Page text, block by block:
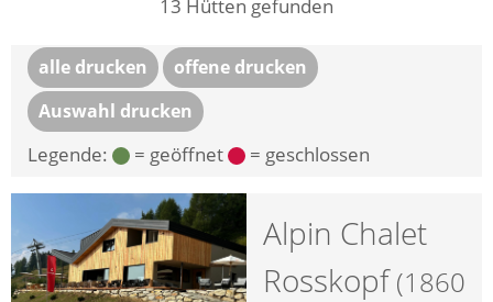
13 Hütten gefunden
alle drucken
offene drucken
Auswahl drucken
Legende: = geöffnet = geschlossen
Alpin Chalet
Rosskopf(1860